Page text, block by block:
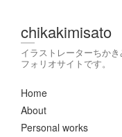
chikakimisato
イラストレーターちか
フォリオサイトです。
Home
About
Personal works